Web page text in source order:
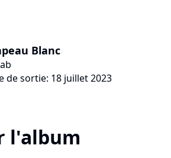
Blanc
de sortie: 18 juillet 2023
l'album